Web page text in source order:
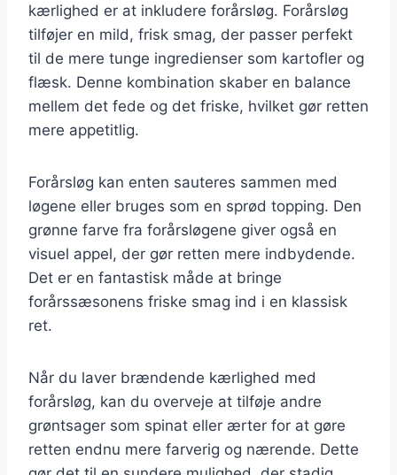
kærlighed er at inkludere forårsløg. Forårsløg
tilføjer en mild, frisk smag, der passer perfekt
til de mere tunge ingredienser som kartofler og
flæsk. Denne kombination skaber en balance
mellem det fede og det friske, hvilket gør retten
mere appetitlig.
Forårsløg kan enten sauteres sammen med
løgene eller bruges som en sprød topping. Den
grønne farve fra forårsløgene giver også en
visuel appel, der gør retten mere indbydende.
Det er en fantastisk måde at bringe
forårssæsonens friske smag ind i en klassisk
ret.
Når du laver brændende kærlighed med
forårsløg, kan du overveje at tilføje andre
grøntsager som spinat eller ærter for at gøre
retten endnu mere farverig og nærende. Dette